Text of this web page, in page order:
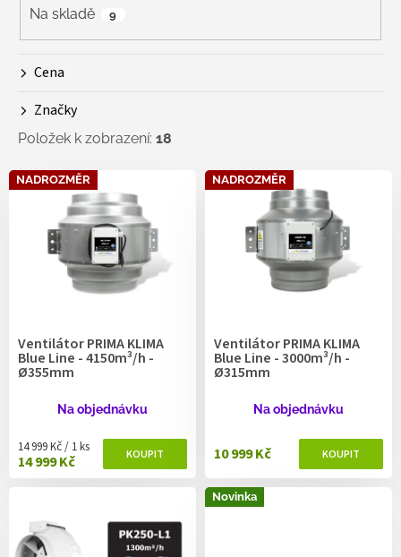
Na skladě 9
Cena
Značky
Položek k zobrazení: 18
V
ý
NADROZMĚR
Ventilátor PRIMA KLIMA
Blue Line - 4150m³/h -
Ø355mm
Na objednávku
14 999 Kč
Měrná cena:
14 999 Kč / 1 ks
NADROZMĚR
Ventilátor PRIMA KLIMA
Blue Line - 3000m³/h -
Ø315mm
Na objednávku
10 999 Kč
Novinka